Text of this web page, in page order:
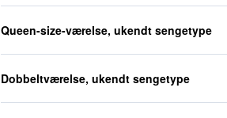
Queen-size-værelse, ukendt sengetype
Dobbeltværelse, ukendt sengetype